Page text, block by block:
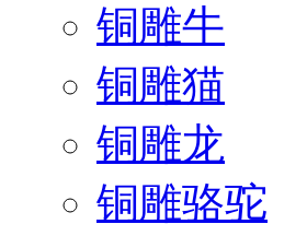
铜雕牛
铜雕猫
铜雕龙
铜雕骆驼